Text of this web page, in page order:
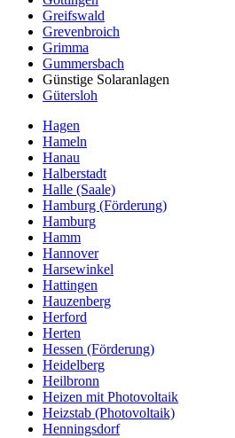
Greifswald
Grevenbroich
Grimma
Gummersbach
Günstige Solaranlagen
Gütersloh
Hagen
Hameln
Hanau
Halberstadt
Halle (Saale)
Hamburg (Förderung)
Hamburg
Hamm
Hannover
Harsewinkel
Hattingen
Hauzenberg
Herford
Herten
Hessen (Förderung)
Heidelberg
Heilbronn
Heizen mit Photovoltaik
Heizstab (Photovoltaik)
Henningsdorf